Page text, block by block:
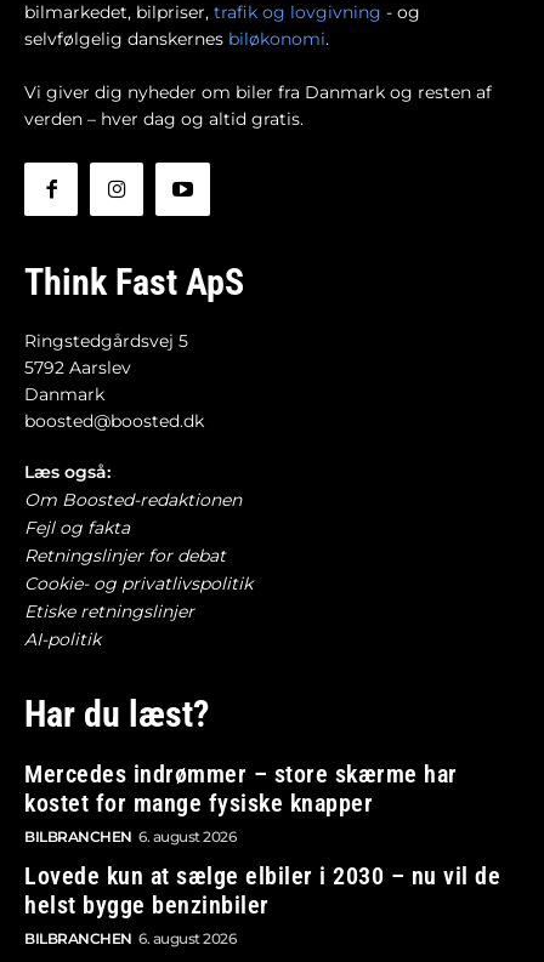
bilmarkedet, bilpriser, trafik og lovgivning - og
selvfølgelig danskernes biløkonomi.
Vi giver dig nyheder om biler fra Danmark og resten af
verden – hver dag og altid gratis.
Think Fast ApS
Ringstedgårdsvej 5
5792 Aarslev
Danmark
boosted@boosted.dk
Læs også:
Om Boosted-redaktionen
Fejl og fakta
Retningslinjer for debat
Cookie- og privatlivspolitik
Etiske retningslinjer
AI-politik
Har du læst?
Mercedes indrømmer – store skærme har
kostet for mange fysiske knapper
BILBRANCHEN 6. august 2026
Lovede kun at sælge elbiler i 2030 – nu vil de
helst bygge benzinbiler
BILBRANCHEN 6. august 2026